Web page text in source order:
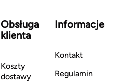
Obsługa
klienta
Koszty
dostawy
Informacje
Kontakt
Regulamin